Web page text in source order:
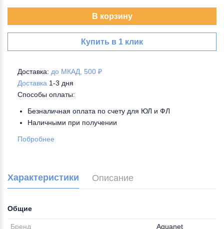
В корзину
Купить в 1 клик
Доставка: до МКАД, 500 ₽
Доставка 1-3 дня
Способы оплаты:
Безналичная оплата по счету для ЮЛ и ФЛ
Наличными при получении
Побробнее
Характеристики Описание
Общие
Бренд Aquanet